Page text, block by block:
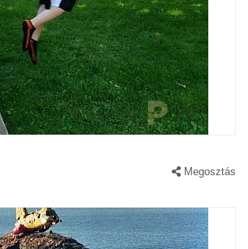
Megosztás